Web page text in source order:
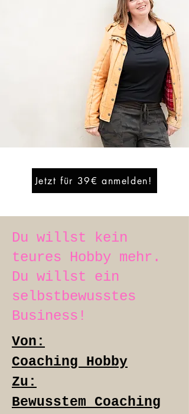
Jetzt für 39€ anmelden!
Du willst kein
teures Hobby mehr.
Du willst ein
selbstbewusstes
Business!
Von:
Coaching Hobby
Zu:
Bewusstem Coaching